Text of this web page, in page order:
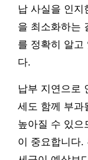
납 사실을 인
을 최소화하는
를 정확히 알고
다.
납부 지연으로
세도 함께 부과
높아질 수 있으
이 중요합니다.